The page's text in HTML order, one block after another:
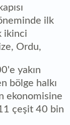
ilk
ikinci
Ordu,
yakın
bölge halkı
ekonomisine
çeşit 40 bin